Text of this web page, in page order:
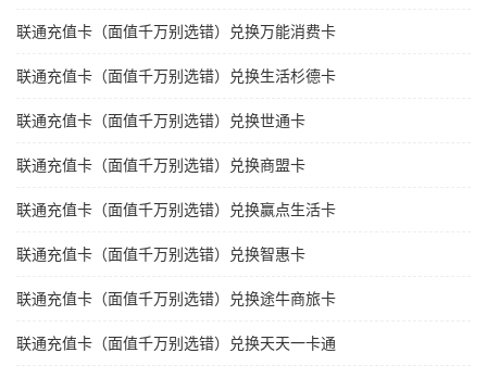
联通充值卡（面值千万别选错）兑换万能消费卡
联通充值卡（面值千万别选错）兑换生活杉德卡
联通充值卡（面值千万别选错）兑换世通卡
联通充值卡（面值千万别选错）兑换商盟卡
联通充值卡（面值千万别选错）兑换赢点生活卡
联通充值卡（面值千万别选错）兑换智惠卡
联通充值卡（面值千万别选错）兑换途牛商旅卡
联通充值卡（面值千万别选错）兑换天天一卡通